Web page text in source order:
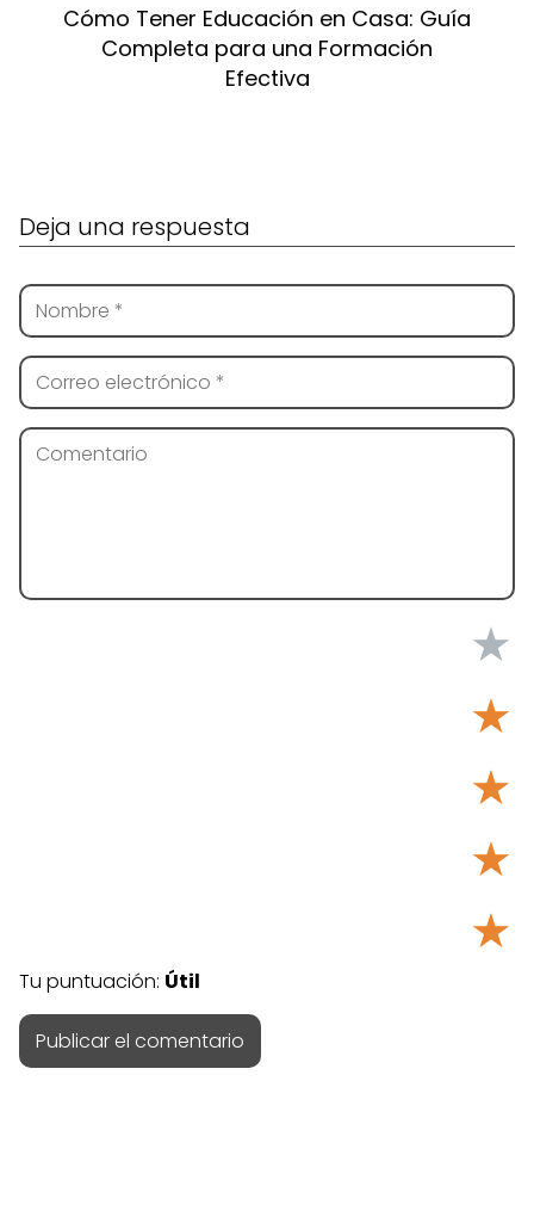
Cómo Tener Educación en Casa: Guía
Completa para una Formación
Efectiva
Deja una respuesta
★
★
★
★
★
Tu puntuación: Útil